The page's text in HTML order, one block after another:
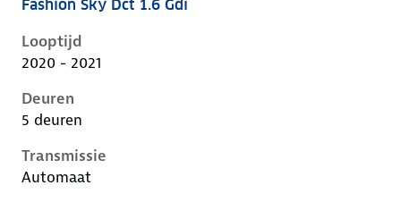
Hyundai Kona i, 1.6 gdi, 104 kW, Hybride (Benzine),
Fashion Sky Dct 1.6 Gdi
Looptijd
2020 - 2021
Deuren
5 deuren
Transmissie
Automaat